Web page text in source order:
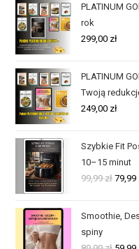
PLATINUM
rok
299,00 zł
PLATINUM
Twoją
249,00 zł
Szybkie Fit
10–15 minut
99,99zł 79,99
Smoothie,
spiny